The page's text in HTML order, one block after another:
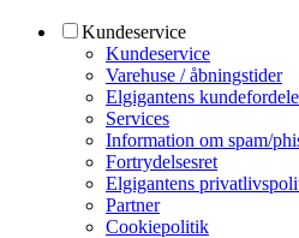
Kundeservice
Kundeservice
Varehuse / åbningstider
Elgigantens kundefordele
Services
Information om spam/
Fortrydelsesret
Elgigantens
Partner
Cookiepolitik